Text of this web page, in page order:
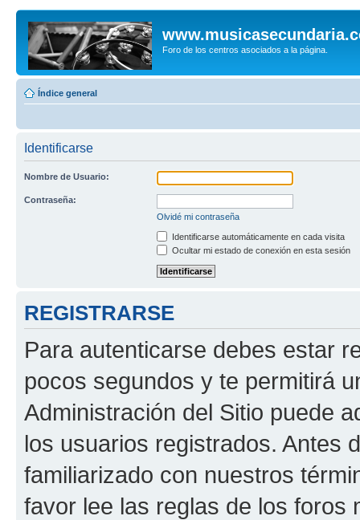
Foro de los centros asociados a la página.
Índice general
Identificarse
Nombre de Usuario:
Contraseña:
Olvidé mi contraseña
Identificarse automáticamente en cada visita
Ocultar mi estado de conexión en esta sesión
REGISTRARSE
Para autenticarse debes estar
pocos segundos y te permitirá
Administración del Sitio puede
los usuarios registrados. Antes
familiarizado con nuestros
favor lee las reglas de los foros